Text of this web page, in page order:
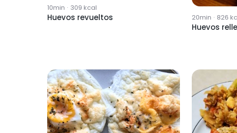
10min · 309 kcal
Huevos revueltos 20min · 826
Huevos